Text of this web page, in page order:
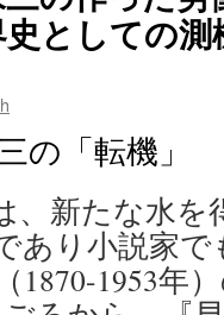
としての
の「転機
、新たな水を
あり小説家
1870-1953年